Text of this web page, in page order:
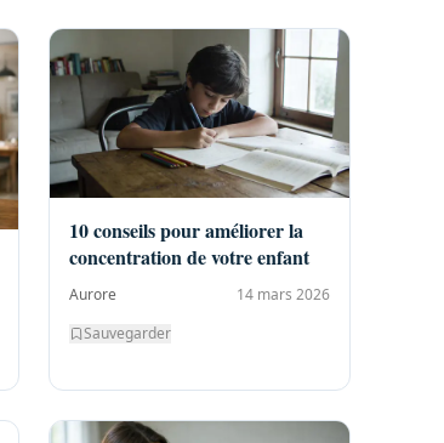
10 conseils pour améliorer la
concentration de votre enfant
Aurore
14 mars 2026
Sauvegarder